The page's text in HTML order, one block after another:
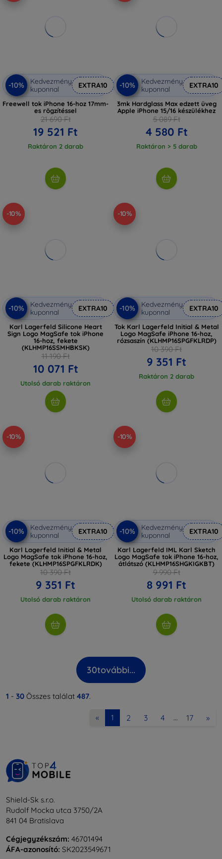
-10%
Kedvezmény
kuponnal
EXTRA10
Freewell tok iPhone 16-hoz 17mm-
es rögzítéssel
21 690 Ft
19 521 Ft
Raktáron 2 darab
-10%
Kedvezmény
kuponnal
EXTRA10
3mk Hardglass Max edzett üveg
Apple iPhone 15/16 készülékhez
5 089 Ft
4 580 Ft
Raktáron > 5 darab
-10%
-10%
Kedvezmény
kuponnal
EXTRA10
Karl Lagerfeld Silicone Heart
Sign Logo MagSafe tok iPhone
16-hoz, fekete
(KLHMP16SSMHBKSK)
11 190 Ft
10 071 Ft
Utolsó darab raktáron
-10%
-10%
Kedvezmény
kuponnal
EXTRA10
Tok Karl Lagerfeld Initial & Metal
Logo MagSafe iPhone 16-hoz,
rózsaszín (KLHMP16SPGFKLRDP)
10 390 Ft
9 351 Ft
Raktáron 2 darab
-10%
-10%
Kedvezmény
kuponnal
EXTRA10
Karl Lagerfeld Initial & Metal
Logo MagSafe tok iPhone 16-hoz,
fekete (KLHMP16SPGFKLRDK)
10 390 Ft
9 351 Ft
Utolsó darab raktáron
-10%
-10%
Kedvezmény
kuponnal
EXTRA10
Karl Lagerfeld IML Karl Sketch
Logo MagSafe tok iPhone 16-hoz,
átlátszó (KLHMP16SHGKIGKBT)
9 990 Ft
8 991 Ft
Utolsó darab raktáron
30további...
1 - 30 Összes találat 487.
« 1 2 3 4 … 17 »
Shield-Sk s.r.o.
Rudolf Mocka utca 3750/2A
841 04 Bratislava
Cégjegyzékszám: 46701494
ÁFA-azonosító: SK2023549671